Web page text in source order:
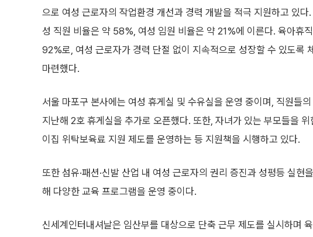
으로 여성 근로자의 작업환경 개선과 경력 개발을 적극 지원하고 있다.
성 직원 비율은 약 58%, 여성 임원 비율은 약 21%에 이른다. 육아휴
92%로, 여성 근로자가 경력 단절 없이 지속적으로 성장할 수 있도록
마련했다.
서울 마포구 본사에는 여성 휴게실 및 수유실을 운영 중이며, 직원들
지난해 2호 휴게실을 추가로 오픈했다. 또한, 자녀가 있는 부모들을
이집 위탁보육료 지원 제도를 운영하는 등 지원책을 시행하고 있다.
또한 섬유·패션·신발 산업 내 여성 근로자의 권리 증진과 성평등 실현
해 다양한 교육 프로그램을 운영 중이다.
신세계인터내셔날은 임산부를 대상으로 단축 근무 제도를 실시하며